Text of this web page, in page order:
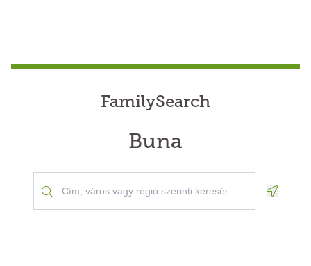
FamilySearch
Buna